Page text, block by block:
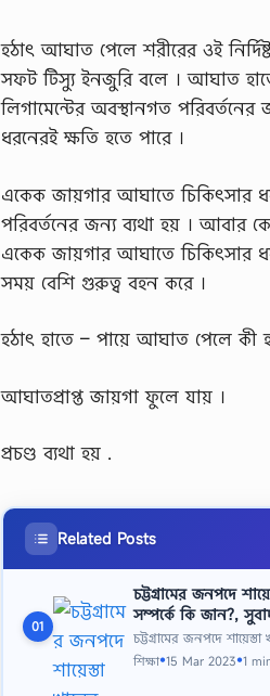
হঠাৎ আঘাত পেলে শরীরের ওই
সফট টিস্যু ইনজুরি বলে । আঘাত
লিগামেন্টের অবস্থানগত
ধরনেরই ক্ষতি হতে পারে ।
একেক জায়গার আঘাতে চিকিৎসার
পরিবর্তনের জন্য ব্যথা হয় । আবার
একেক জায়গার আঘাতে চিকিৎসার
সময় বেশি গুরুত্ব বহন করে ।
হঠাৎ হাতে – পায়ে আঘাত পেলে
আঘাতপ্রাপ্ত জায়গা ফুলে যায় ।
প্রচণ্ড ব্যথা হয় .
Related Posts
01
চট্টগ্রামের জনপদে
সম্পর্কে কি জান?,
চট্টগ্রামের জনপদে
শিক্ষা●15 Mar 2023●1